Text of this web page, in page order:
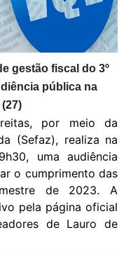
gestão fiscal do 3º
pública na
, por meio da
(Sefaz), realiza na
uma audiência
o cumprimento das
de 2023. A
pela página oficial
de Lauro de